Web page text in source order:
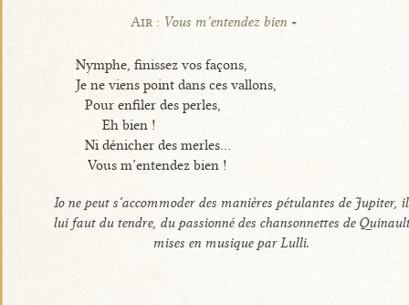
Air : Vous m’entendez bien
Nymphe, finissez vos façons,
Je ne viens point dans ces vallons,
Pour enfiler des perles,
Eh bien !
Ni dénicher des merles...
Vous m’entendez bien !
Io ne peut s’accommoder des manières pétulantes de Jupiter, il
lui faut du tendre, du passionné des chansonnettes de Quinault
mises en musique par Lulli.